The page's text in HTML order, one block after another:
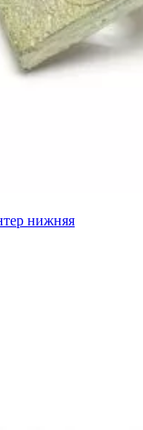
нижняя